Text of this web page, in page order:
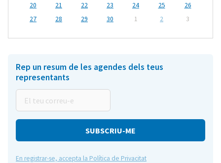
20
21 22 23 24 25
26
27
28 29 30 1 2 3
Rep un resum de les agendes dels teus
representants
teu
correu-
En registrar-se, accepta la Política de Privacitat